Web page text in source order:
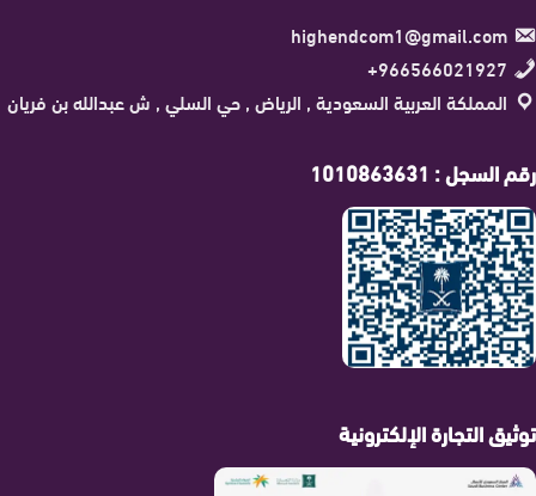
highendcom1@gmail.com
966566021927+
المملكة العربية السعودية , الرياض , حي السلي , ش عبدالله بن فريان
رقم السجل : 1010863631
توثيق التجارة الإلكترونية